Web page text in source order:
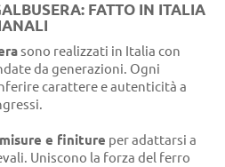
FATTO IN ITALIA
sono realizzati in Italia con
da generazioni. Ogni
carattere e autenticità a
e finiture per adattarsi a
Uniscono la forza del ferro